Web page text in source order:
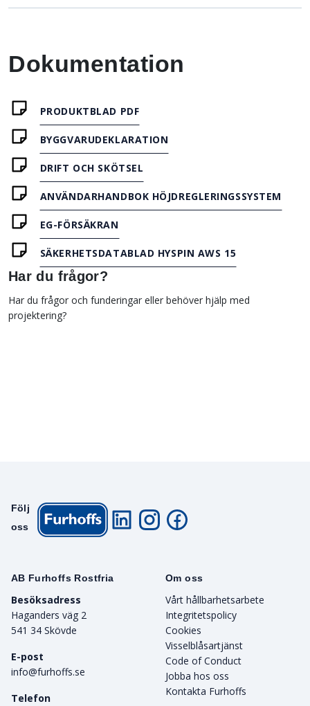
Dokumentation
PRODUKTBLAD PDF
BYGGVARUDEKLARATION
DRIFT OCH SKÖTSEL
ANVÄNDARHANDBOK HÖJDREGLERINGSSYSTEM
EG-FÖRSÄKRAN
SÄKERHETSDATABLAD HYSPIN AWS 15
Har du frågor?
Har du frågor och funderingar eller behöver hjälp med
projektering?
AB Furhoffs Rostfria
Besöksadress
Haganders väg 2
541 34 Skövde
E-post
info@furhoffs.se
Telefon
Om oss
Vårt hållbarhetsarbete
Integritetspolicy
Cookies
Visselblåsartjänst
Code of Conduct
Jobba hos oss
Kontakta Furhoffs
Följ
oss